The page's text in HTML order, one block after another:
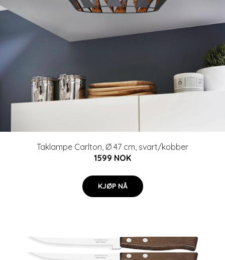
Taklampe Carlton, Ø 47 cm, svart/kobber
1599 NOK
KJØP NÅ